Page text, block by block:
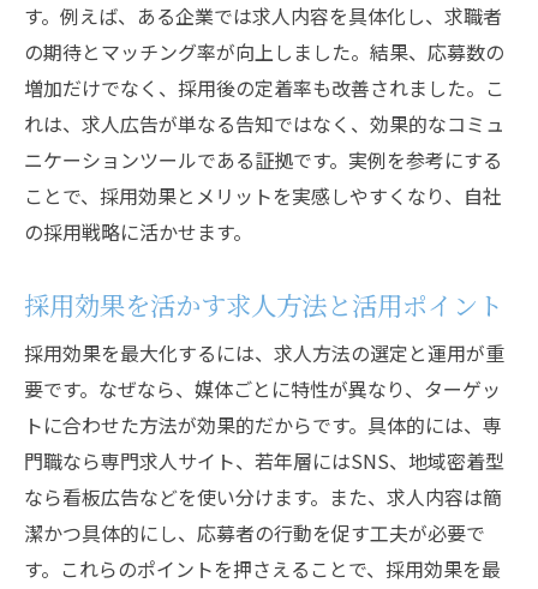
す。例えば、ある企業では求人内容を具体化し、求職者
の期待とマッチング率が向上しました。結果、応募数の
増加だけでなく、採用後の定着率も改善されました。こ
れは、求人広告が単なる告知ではなく、効果的なコミュ
ニケーションツールである証拠です。実例を参考にする
ことで、採用効果とメリットを実感しやすくなり、自社
の採用戦略に活かせます。
採用効果を活かす求人方法と活用ポイント
採用効果を最大化するには、求人方法の選定と運用が重
要です。なぜなら、媒体ごとに特性が異なり、ターゲッ
トに合わせた方法が効果的だからです。具体的には、専
門職なら専門求人サイト、若年層にはSNS、地域密着型
なら看板広告などを使い分けます。また、求人内容は簡
潔かつ具体的にし、応募者の行動を促す工夫が必要で
す。これらのポイントを押さえることで、採用効果を最